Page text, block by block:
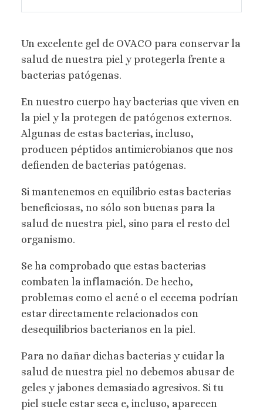
Un excelente gel de OVACO para conservar la
salud de nuestra piel y protegerla frente a
bacterias patógenas.
En nuestro cuerpo hay bacterias que viven en
la piel y la protegen de patógenos externos.
Algunas de estas bacterias, incluso,
producen péptidos antimicrobianos que nos
defienden de bacterias patógenas.
Si mantenemos en equilibrio estas bacterias
beneficiosas, no sólo son buenas para la
salud de nuestra piel, sino para el resto del
organismo.
Se ha comprobado que estas bacterias
combaten la inflamación. De hecho,
problemas como el acné o el eccema podrían
estar directamente relacionados con
desequilibrios bacterianos en la piel.
Para no dañar dichas bacterias y cuidar la
salud de nuestra piel no debemos abusar de
geles y jabones demasiado agresivos. Si tu
piel suele estar seca e, incluso, aparecen